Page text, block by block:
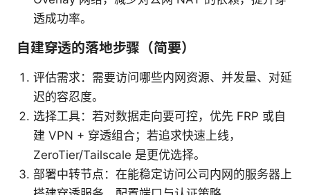
透成功率。
自建穿透的落地步骤（简要）
评估需求：需要访问哪些内网资源、并发量、对延
迟的容忍度。
选择工具：若对数据走向要可控，优先 FRP 或自
建 VPN + 穿透组合；若追求快速上线，
ZeroTier/Tailscale 是更优选择。
部署中转节点：在能稳定访问公司内网的服务器上